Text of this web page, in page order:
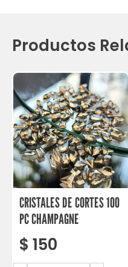
Productos
CRISTALES DE CORTES 100
PC CHAMPAGNE
$ 150